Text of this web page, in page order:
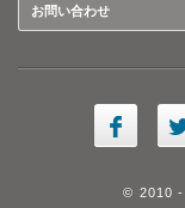
お問い合わせ
© 2010 -